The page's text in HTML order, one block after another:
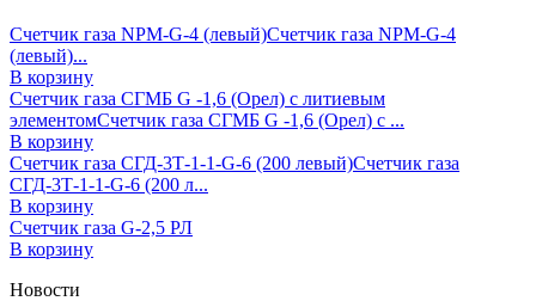
Счетчик газа NPM-G-4 (левый)Счетчик газа NPM-G-4
(левый)...
В корзину
Счетчик газа СГМБ G -1,6 (Орел) с литиевым
элементомСчетчик газа СГМБ G -1,6 (Орел) с ...
В корзину
Счетчик газа СГД-3Т-1-1-G-6 (200 левый)Счетчик газа
СГД-3Т-1-1-G-6 (200 л...
В корзину
Счетчик газа G-2,5 РЛ
В корзину
Новости